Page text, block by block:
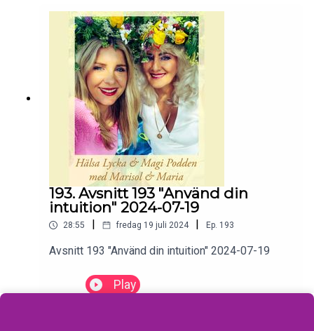
193. Avsnitt 193 "Använd din
intuition" 2024-07-19
28:55 fredag 19 juli 2024 Ep. 193
Avsnitt 193 "Använd din intuition" 2024-07-19
Play